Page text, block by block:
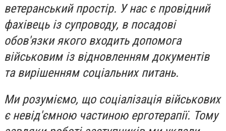
ветеранський простір. У нас є провідний
фахівець із супроводу, в посадові
обов'язки якого входить допомога
військовим із відновленням документів
та вирішенням соціальних питань.
Ми розуміємо, що соціалізація військових
є невід'ємною частиною ерготерапії. Тому